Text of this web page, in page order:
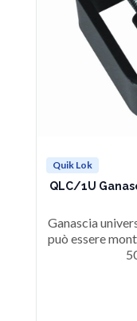
Quik Lok
QLC/1U
Ganascia
può essere